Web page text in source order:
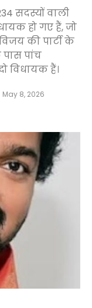
सदस्यों वाली
हो गए हैं, जो
की पार्टी के
पांच
विधायक हैं।
May 8, 2026